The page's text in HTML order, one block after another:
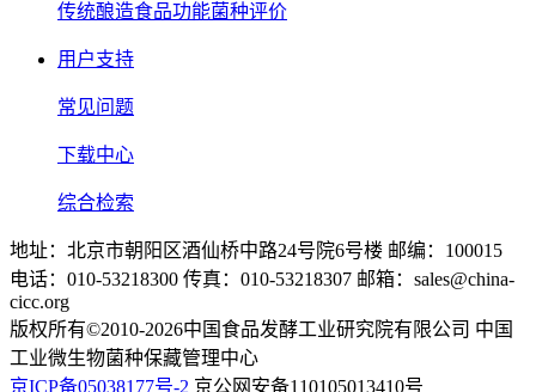
传统酿造食品功能菌种评价
用户支持
常见问题
下载中心
综合检索
地址：北京市朝阳区酒仙桥中路24号院6号楼 邮编：100015
电话：010-53218300 传真：010-53218307 邮箱：sales@china-
cicc.org
版权所有©2010-2026中国食品发酵工业研究院有限公司 中国
工业微生物菌种保藏管理中心
京ICP备05038177号-2 京公网安备110105013410号